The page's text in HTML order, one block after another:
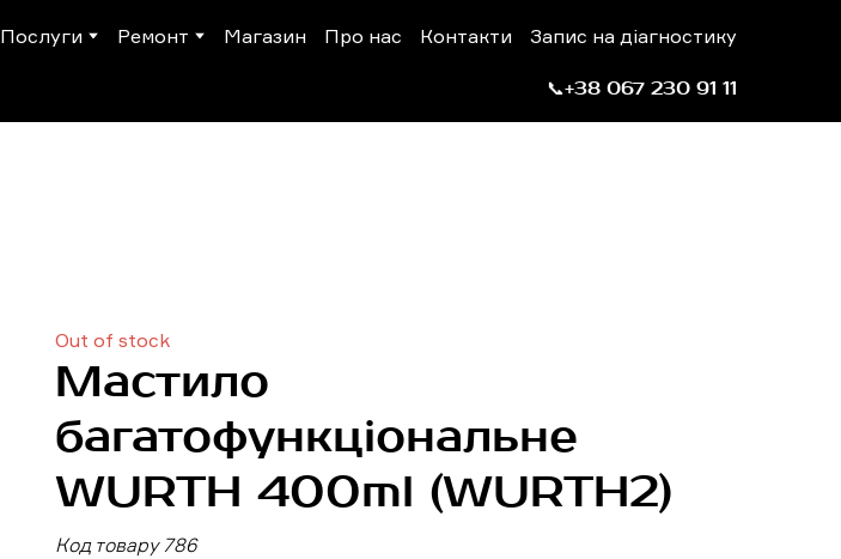
Послуги Ремонт Магазин Про нас Контакти Запис на діагностику
📞+38 067 230 91 11
Out of stock
Мастило
багатофункціональне
WURTH 400ml (WURTH2)
Код товару 786